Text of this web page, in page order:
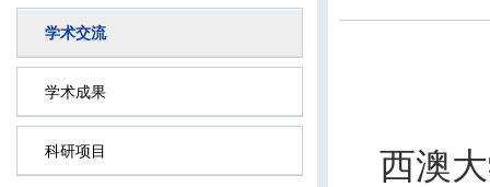
学术交流
学术成果
科研项目
西澳